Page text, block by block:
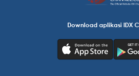
Download aplikasi IDX